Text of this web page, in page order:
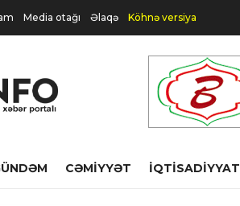
Media otağı Əlaqə Köhnə versiya
CƏMIYYƏT İQTISADIYYAT